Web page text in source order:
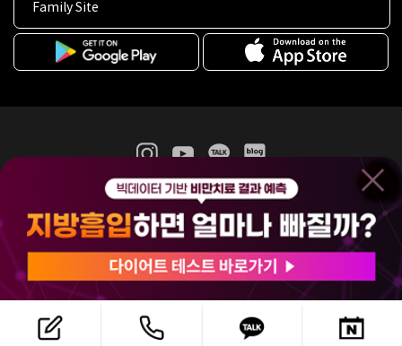
Family Site
365mc 병·의원 이용약관
홈페이지 이용약관
비급여진료수가
(주)365mcㅣ서울특별시 서초구 서초대로52길 7, 3~4층(서초동, 제일빌딩)
120-87-04354ㅣ김남철
COPYRIGHT(C) 2025 365mc. ALL RIGHTS RESERVED.